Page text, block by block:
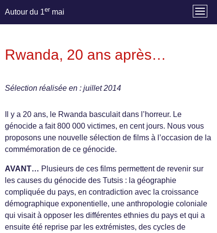
Autour du 1er mai
Rwanda, 20 ans après…
Sélection réalisée en : juillet 2014
Il y a 20 ans, le Rwanda basculait dans l’horreur. Le
génocide a fait 800 000 victimes, en cent jours. Nous vous
proposons une nouvelle sélection de films à l’occasion de la
commémoration de ce génocide.
AVANT… Plusieurs de ces films permettent de revenir sur
les causes du génocide des Tutsis : la géographie
compliquée du pays, en contradiction avec la croissance
démographique exponentielle, une anthropologie coloniale
qui visait à opposer les différentes ethnies du pays et qui a
ensuite été reprise par les extrémistes, des cycles de